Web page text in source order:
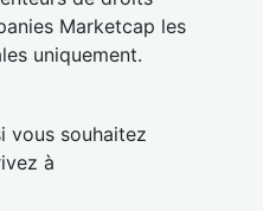
Marketcap les
uniquement.
vous souhaitez
à